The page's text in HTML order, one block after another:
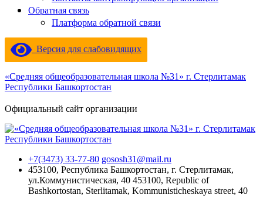
Обратная связь
Платформа обратной связи
Версия для слабовидящих
«Средняя общеобразовательная школа №31» г. Стерлитамак
Республики Башкортостан
Официальный сайт организации
+7(3473) 33-77-80 gososh31@mail.ru
453100, Республика Башкортостан, г. Стерлитамак,
ул.Коммунистическая, 40 453100, Republic of
Bashkortostan, Sterlitamak, Kommunisticheskaya street, 40